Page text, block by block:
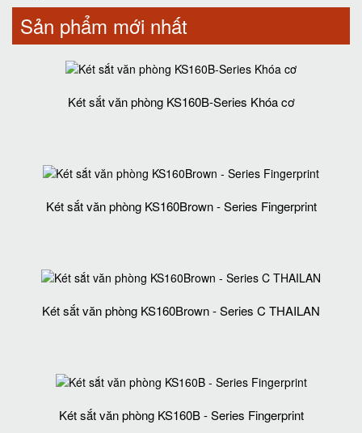
Sản phẩm mới nhất
Két sắt văn phòng KS160B-Series Khóa cơ
Két sắt văn phòng KS160Brown - Series Fingerprint
Két sắt văn phòng KS160Brown - Series C THAILAN
Két sắt văn phòng KS160B - Series Fingerprint